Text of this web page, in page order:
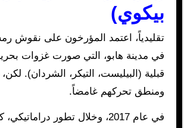
بيكوي)
تقليدياً، اعتمد المؤرخون على نقوش
في مدينة هابو، التي صورت غزوات
قبلية (البيليست، التيكر، الشردان).
ومنطق تحركهم غامضاً.
في عام 2017، وخلال تطور